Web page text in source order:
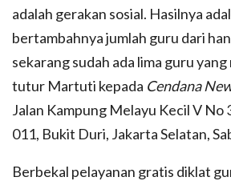
adalah gerakan sosial. Hasilnya
bertambahnya jumlah guru dari
sekarang sudah ada lima guru
tutur Martuti kepada Cendana
Jalan Kampung Melayu Kecil V No
011, Bukit Duri, Jakarta Selatan,
Berbekal pelayanan gratis diklat